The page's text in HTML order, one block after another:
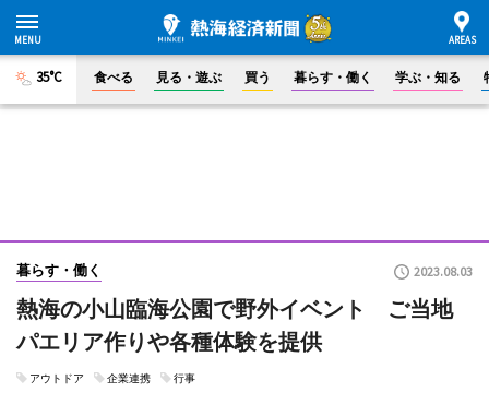
35°C 食べる 見る・遊ぶ 買う 暮らす・働く 学ぶ・知る
暮らす・働く 2023.08.03
熱海の小山臨海公園で野外イベント ご当地
パエリア作りや各種体験を提供
アウトドア 企業連携 行事